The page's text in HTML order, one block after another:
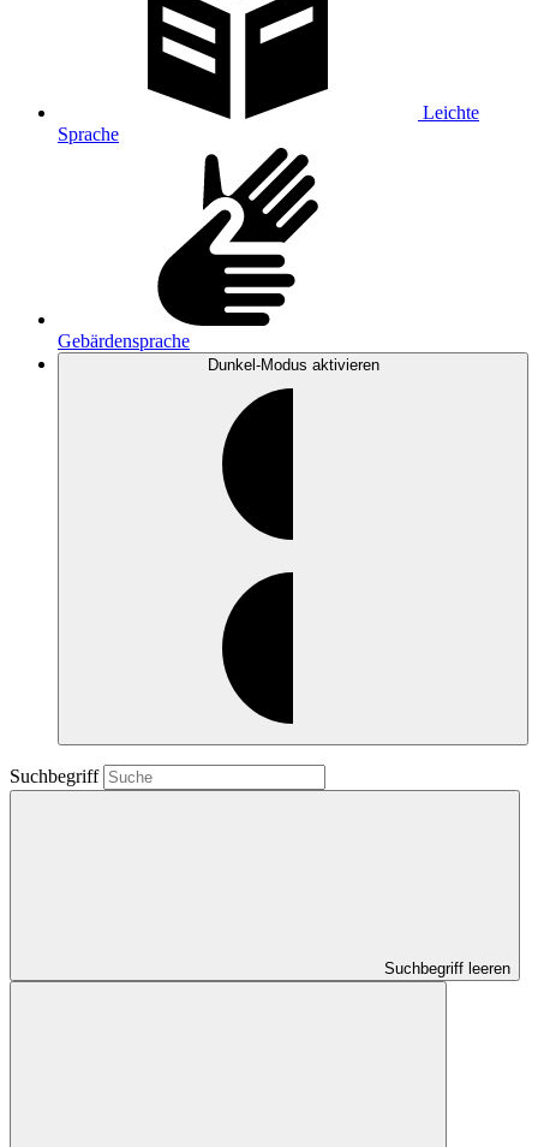
Leichte
Sprache
Gebärdensprache
Dunkel-Modus aktivieren
Suchbegriff
Suchbegriff leeren